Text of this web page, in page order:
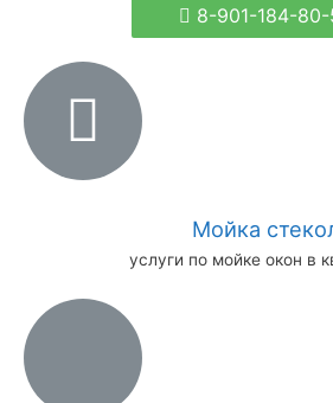
8-901-184-
Мойка
услуги по мойке окон в